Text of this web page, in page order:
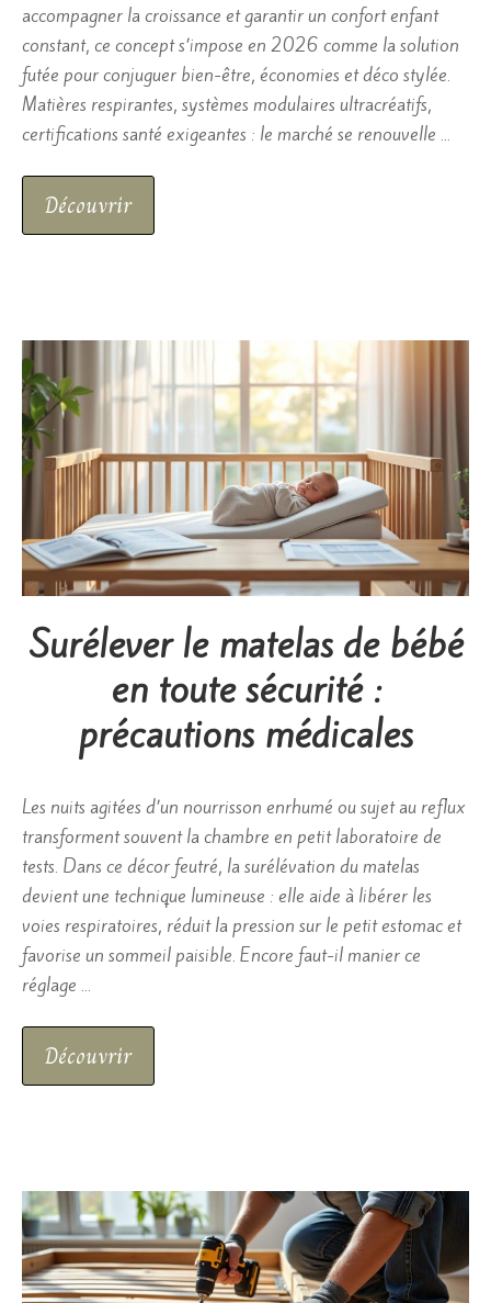
accompagner la croissance et garantir un confort enfant
constant, ce concept s’impose en 2026 comme la solution
futée pour conjuguer bien-être, économies et déco stylée.
Matières respirantes, systèmes modulaires ultracréatifs,
certifications santé exigeantes : le marché se renouvelle …
Découvrir
Surélever le matelas de bébé
en toute sécurité :
précautions médicales
Les nuits agitées d’un nourrisson enrhumé ou sujet au reflux
transforment souvent la chambre en petit laboratoire de
tests. Dans ce décor feutré, la surélévation du matelas
devient une technique lumineuse : elle aide à libérer les
voies respiratoires, réduit la pression sur le petit estomac et
favorise un sommeil paisible. Encore faut-il manier ce
réglage …
Découvrir